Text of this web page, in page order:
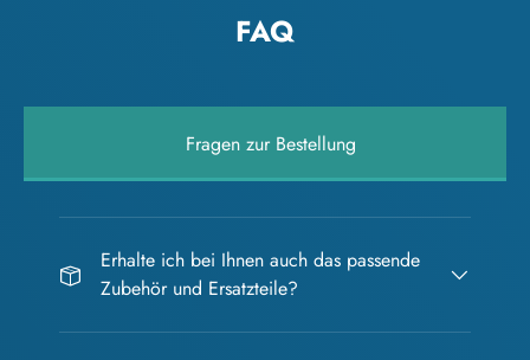
FAQ
Fragen zur Bestellung
Erhalte ich bei Ihnen auch das passende
Zubehör und Ersatzteile?